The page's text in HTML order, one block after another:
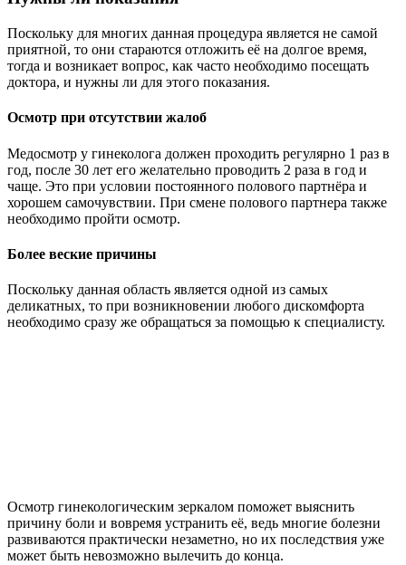
Поскольку для многих данная процедура является не самой
приятной, то они стараются отложить её на долгое время,
тогда и возникает вопрос, как часто необходимо посещать
доктора, и нужны ли для этого показания.
Осмотр при отсутствии жалоб
Медосмотр у гинеколога должен проходить регулярно 1 раз в
год, после 30 лет его желательно проводить 2 раза в год и
чаще. Это при условии постоянного полового партнёра и
хорошем самочувствии. При смене полового партнера также
необходимо пройти осмотр.
Более веские причины
Поскольку данная область является одной из самых
деликатных, то при возникновении любого дискомфорта
необходимо сразу же обращаться за помощью к специалисту.
Осмотр гинекологическим зеркалом поможет выяснить
причину боли и вовремя устранить её, ведь многие болезни
развиваются практически незаметно, но их последствия уже
может быть невозможно вылечить до конца.